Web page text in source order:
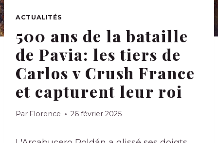
ACTUALITÉS
500 ans de la bataille
de Pavia: les tiers de
Carlos v Crush France
et capturent leur roi
Par Florence 26 février 2025